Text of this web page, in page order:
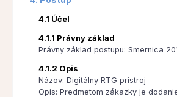
4.1 Účel
4.1.1 Právny základ
Právny základ postupu: Smernica
4.1.2 Opis
Názov: Digitálny RTG prístroj
Opis: Predmetom zákazky je